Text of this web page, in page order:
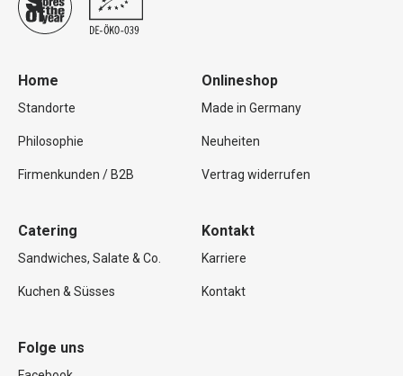
Home
Standorte
Philosophie
Firmenkunden / B2B
Onlineshop
Made in Germany
Neuheiten
Vertrag widerrufen
Catering
Sandwiches, Salate & Co.
Kuchen & Süsses
Kontakt
Karriere
Kontakt
Folge uns